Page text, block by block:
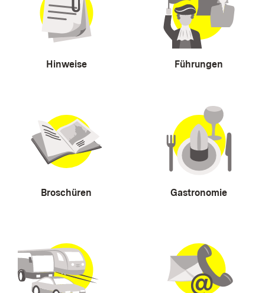
Hinweise Führungen
Broschüren Gastronomie